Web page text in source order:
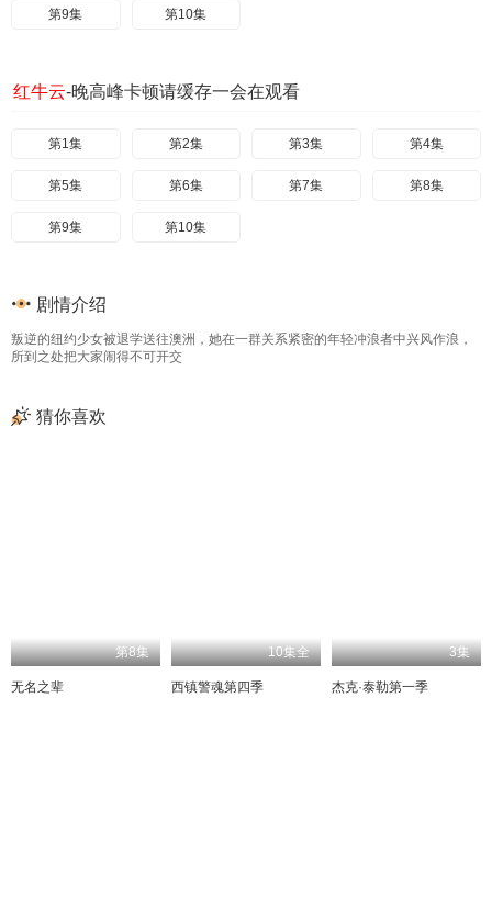
第9集 第10集
红牛云-晚高峰卡顿请缓存一会在观看
第1集 第2集 第3集 第4集
第5集 第6集 第7集 第8集
第9集 第10集
剧情介绍
叛逆的纽约少女被退学送往澳洲，她在一群关系紧密的年轻冲浪者中兴风作浪，
所到之处把大家闹得不可开交
猜你喜欢
第8集
无名之辈
10集全
西镇警魂第四季
3集
杰克·泰勒第一季